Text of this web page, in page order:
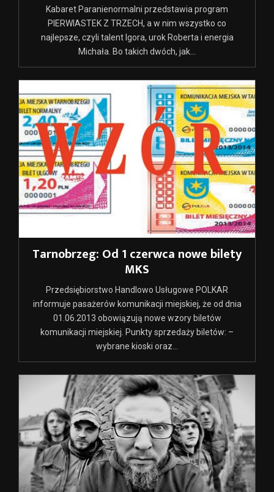
Kabaret Paranienormalni przedstawia program
PIERWIASTEK Z TRZECH, a w nim wszystko co
najlepsze, czyli talent Igora, urok Roberta i energia
Michała. Bo takich dwóch, jak...
Tarnobrzeg: Od 1 czerwca nowe bilety
MKS
Przedsiębiorstwo Handlowo Usługowe POLKAR
informuje pasażerów komunikacji miejskiej, że od dnia
01.06.2013 obowiązują nowe wzory biletów
komunikacji miejskiej. Punkty sprzedaży biletów: –
wybrane kioski oraz...